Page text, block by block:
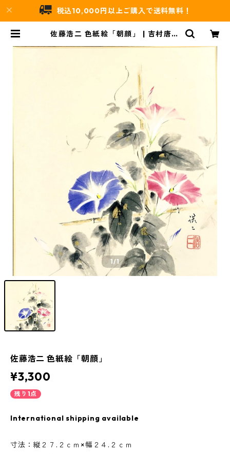
税込10,000円以上ご購入で送料無料！
佐藤浩二 色紙絵「朝顔」 | 吉村唐木
1/1
佐藤浩二 色紙絵「朝顔」
¥3,300
残り1点
International shipping available
寸法：縦２７.２ｃｍ×幅２４.２ｃｍ